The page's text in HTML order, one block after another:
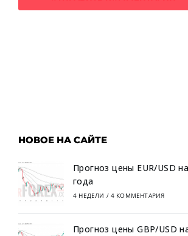
НОВОЕ НА САЙТЕ
Прогноз цены EUR/USD
года
4 НЕДЕЛИ / 4 КОММЕНТАРИЯ
Прогноз цены GBP/USD